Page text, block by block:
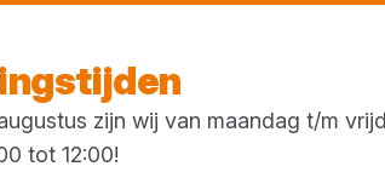
zijn wij van maandag t/m
tot 12:00!